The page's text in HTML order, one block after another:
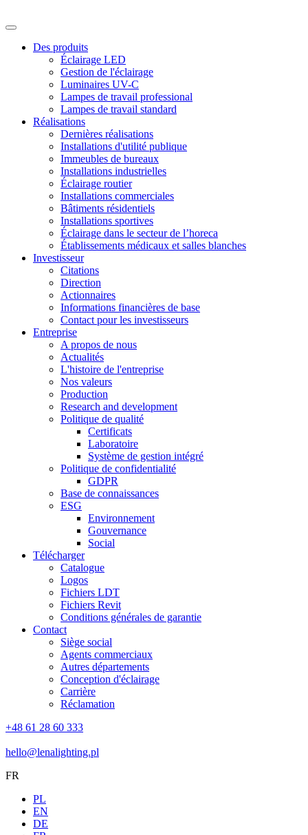
Des produits
Éclairage LED
Gestion de l'éclairage
Luminaires UV-C
Lampes de travail professional
Lampes de travail standard
Réalisations
Dernières réalisations
Installations d'utilité publique
Immeubles de bureaux
Installations industrielles
Éclairage routier
Installations commerciales
Bâtiments résidentiels
Installations sportives
Éclairage dans le secteur de l’horeca
Établissements médicaux et salles blanches
Investisseur
Citations
Direction
Actionnaires
Informations financières de base
Contact pour les investisseurs
Entreprise
A propos de nous
Actualités
L'histoire de l'entreprise
Nos valeurs
Production
Research and development
Politique de qualité
Certificats
Laboratoire
Système de gestion intégré
Politique de confidentialité
GDPR
Base de connaissances
ESG
Environnement
Gouvernance
Social
Télécharger
Catalogue
Logos
Fichiers LDT
Fichiers Revit
Conditions générales de garantie
Contact
Siège social
Agents commerciaux
Autres départements
Conception d'éclairage
Carrière
Réclamation
+48 61 28 60 333
hello@lenalighting.pl
FR
PL
EN
DE